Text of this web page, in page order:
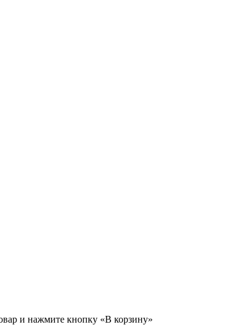
и нажмите кнопку «В корзину»